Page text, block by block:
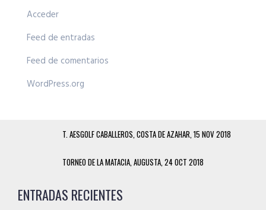
Acceder
Feed de entradas
Feed de comentarios
WordPress.org
T. AESGOLF CABALLEROS, COSTA DE AZAHAR, 15 NOV 2018
TORNEO DE LA MATACIA, AUGUSTA, 24 OCT 2018
ENTRADAS RECIENTES